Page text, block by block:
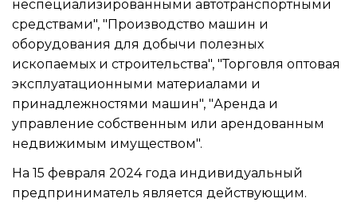
неспециализированными автотранспортными
средствами", "Производство машин и
оборудования для добычи полезных
ископаемых и строительства", "Торговля оптовая
эксплуатационными материалами и
принадлежностями машин", "Аренда и
управление собственным или арендованным
недвижимым имуществом".
На 15 февраля 2024 года индивидуальный
предприниматель является действующим.